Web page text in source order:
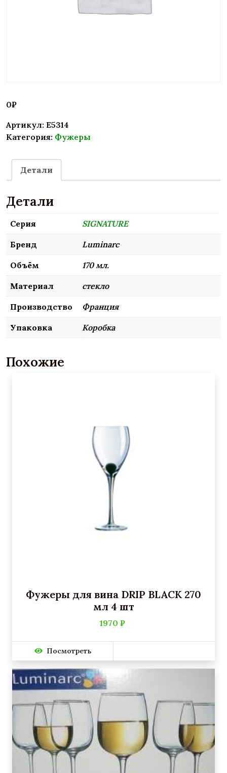
0₽
Артикул: E5314
Категория: Фужеры
Детали
Детали
Серия SIGNATURE
Бренд Luminarc
Объём 170 мл.
Материал стекло
Производство Франция
Упаковка Коробка
Похожие
Фужеры для вина DRIP BLACK 270
мл 4 шт
1970 ₽
Посмотреть